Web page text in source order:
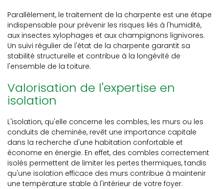
Parallèlement, le traitement de la charpente est une étape
indispensable pour prévenir les risques liés à l'humidité,
aux insectes xylophages et aux champignons lignivores.
Un suivi régulier de l'état de la charpente garantit sa
stabilité structurelle et contribue à la longévité de
l'ensemble de la toiture.
Valorisation de l'expertise en
isolation
L'isolation, qu'elle concerne les combles, les murs ou les
conduits de cheminée, revêt une importance capitale
dans la recherche d'une habitation confortable et
économe en énergie. En effet, des combles correctement
isolés permettent de limiter les pertes thermiques, tandis
qu'une isolation efficace des murs contribue à maintenir
une température stable à l'intérieur de votre foyer.